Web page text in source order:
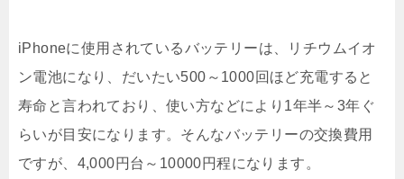
iPhoneに使用されているバッテリーは、リチウムイオ
ン電池になり、だいたい500～1000回ほど充電すると
寿命と言われており、使い方などにより1年半～3年ぐ
らいが目安になります。そんなバッテリーの交換費用
ですが、4,000円台～10000円程になります。